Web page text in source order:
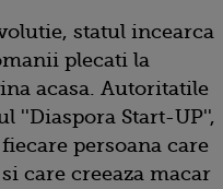
statul incearca
plecati la
acasa. Autoritatile
''Diaspora Start-UP'',
persoana care
care creeaza macar